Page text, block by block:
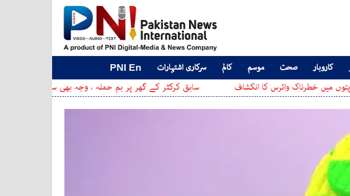
کاروبار صحت موسم کالم سرکاری اشتہارات PNI En
سابق کرکٹر کے گھر پر بم حملہ ، وجہ بھی سامنے آ گئی وائرس کا انکشاف